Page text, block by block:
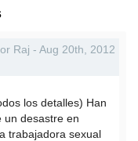
Raj - Aug 20th, 2012
los detalles) Han
un desastre en
trabajadora sexual